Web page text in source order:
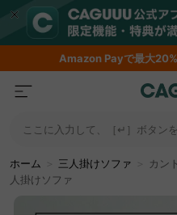
AmazonPayで最大20%
ここに入力して、［↵］ボタン
ホーム 三人掛けソファ
カン
人掛けソファ